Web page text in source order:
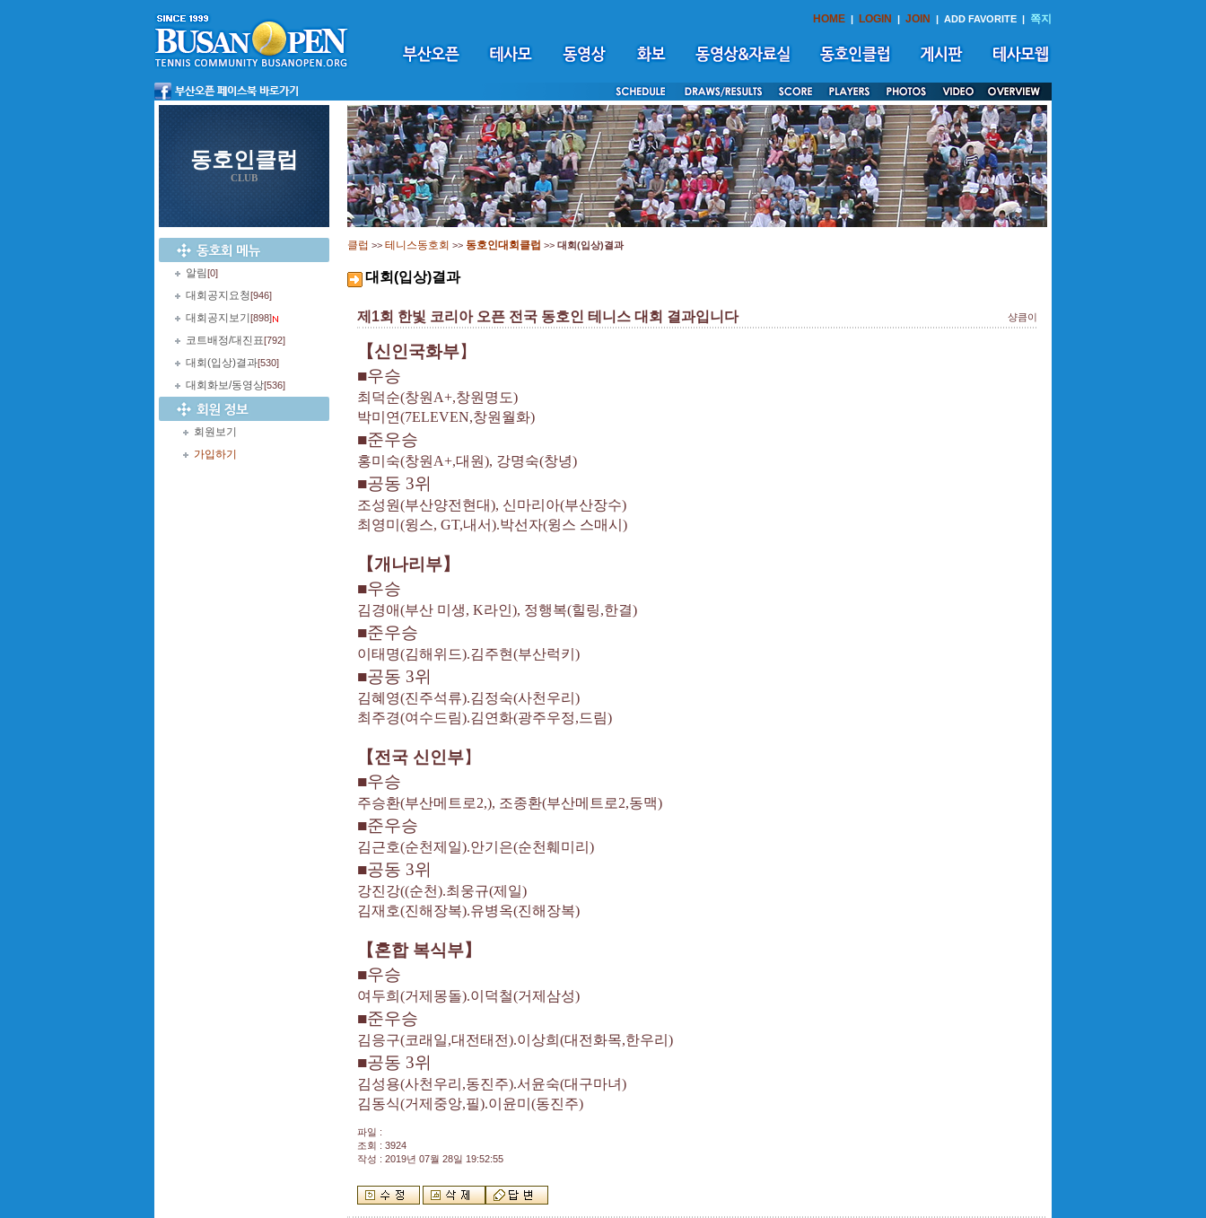
HOME | LOGIN | JOIN | ADD FAVORITE | 쪽지
동호인클럽
CLUB
알림[0]
대회공지요청[946]
대회공지보기 [898]
코트배정/대진표[792]
대회(입상)결과[530]
대회화보/동영상[536]
회원보기
가입하기
클럽 >> 테니스동호회 >> 동호인대회클럽 >> 대회(입상)결과
대회(입상)결과
제1회 한빛 코리아 오픈 전국 동호인 테니스 대회 결과입니다 샹큼이
【신인국화부】
■우승
최덕순(창원 A+,창원명도)
박미연(7ELEVEN,창원월화)
■준우승
홍미숙(창원 A+,대원), 강명숙(창녕)
■공동 3위
조성원(부산양전현대), 신마리아(부산장수)
최영미 (윙스, GT,내서).박선자(윙스 스매시)
【개나리부】
■우승
김경애(부산 미생, K라인), 정행복(힐링,한결)
■준우승
이태명(김해위드).김주현(부산럭키 )
■공동 3위
김혜영(진주석류).김정숙(사천우리 )
최주경(여수드림).김연화(광주우정, 드림)
【전국 신인부】
■우승
주승환(부산메트로2,), 조종환(부산메트로2,동맥)
■준우승
김근호(순천제일).안기은(순천훼미리 )
■공동 3위
강진강((순천).최웅규(제일)
김재호(진해장복).유병옥(진해장복)
【혼합 복식부】
■우승
여두희 (거제몽돌).이덕철(거제삼성)
■준우승
김응구(코래일,대전태전).이상희 (대전화목,한우리 )
■공동 3위
김성용(사천우리 ,동진주).서윤숙(대구마녀)
김동식(거제중앙,필).이윤미 (동진주)
파일 :
조회 : 3924
작성 : 2019년 07월 28일 19:52:55